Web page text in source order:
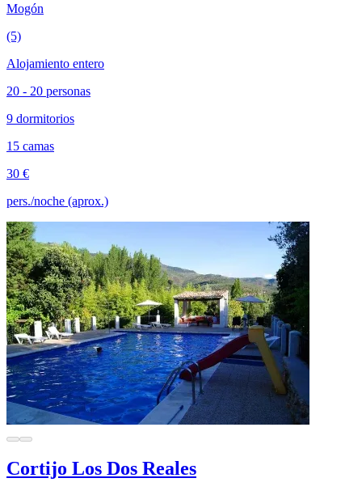
Mogón
(5)
Alojamiento entero
20 - 20 personas
9 dormitorios
15 camas
30 €
pers./noche (aprox.)
Cortijo Los Dos Reales